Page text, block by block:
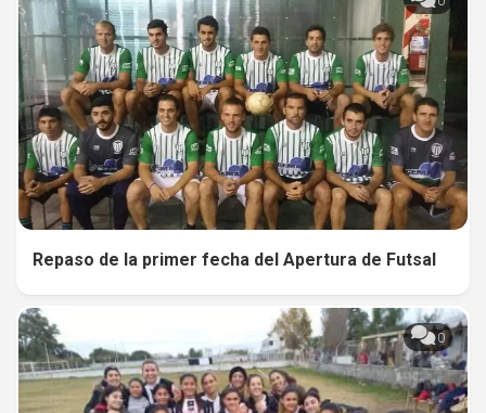
Repaso de la primer fecha del Apertura de Futsal
0